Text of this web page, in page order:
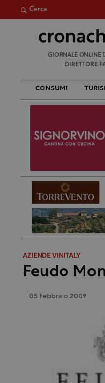
Cerca
GIORNALE ONLINE
DIRETTORE
CONSUMI
AZIENDE VINITALY
Feudo
05 Febbraio 2009